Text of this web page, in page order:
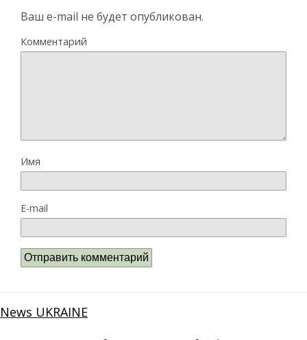
Ваш e-mail не будет опубликован.
Комментарий
Имя
E-mail
News UKRAINE